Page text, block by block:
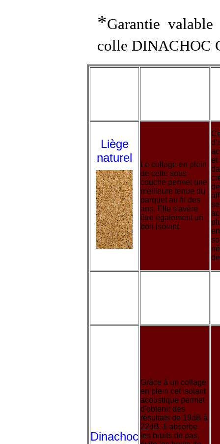
*Garantie
colle DINACHOC
Liège
naturel
Le collage en plein
de cette sous-
couche permet une
meilleure tenue du
parquet au fil des
ans. Elle s'avère
être également un
bon isolant.
et
Dinachoc
Grâce à un collage
en plein cet isolant
acoustique permet
d'obtenir des
résultats de 19dB à
22dB. Il absorbe
les bruits de pas,